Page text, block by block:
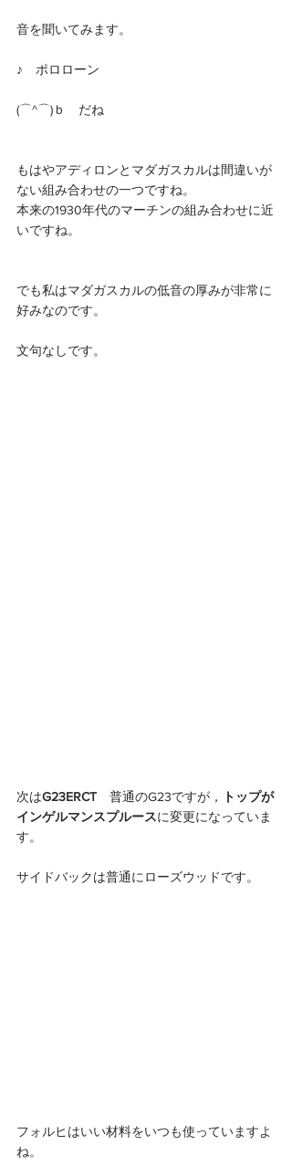
音を聞いてみます。
♪　ポロローン
(⌒^⌒)ｂ　だね
もはやアディロンとマダガスカルは間違いが
ない組み合わせの一つですね。
本来の1930年代のマーチンの組み合わせに近
いですね。
でも私はマダガスカルの低音の厚みが非常に
好みなのです。
文句なしです。
次はG23ERCT 普通のG23ですが，
トップが
インゲルマンスプルースに変更になっていま
す。
サイドバックは普通にローズウッドです。
フォルヒはいい材料をいつも使っていますよ
ね。